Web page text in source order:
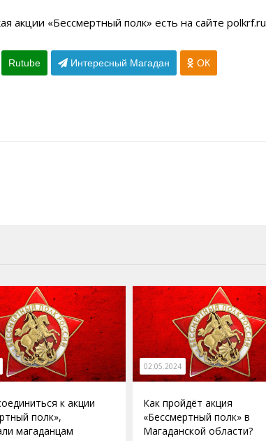
акции «Бессмертный полк» есть на сайте polkrf.ru
Rutube Интересный Магадан ОК
к акции
полк»,
магаданцам
02.05.2024
Как пройдёт акция
«Бессмертный полк» в
Магаданской области?